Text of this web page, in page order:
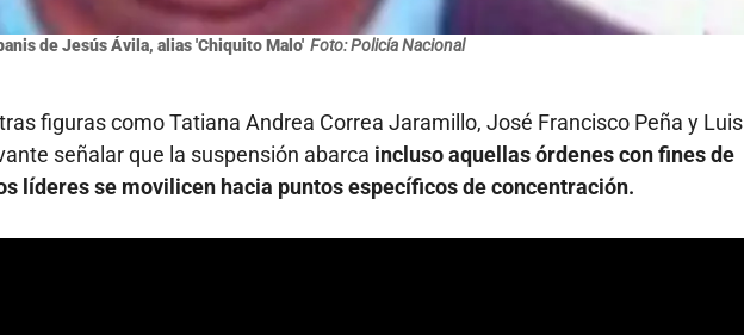
de Jesús Ávila, alias 'Chiquito Malo' Foto: Policía Nacional
figuras como Tatiana Andrea Correa Jaramillo, José Francisco Peña y Luis
señalar que la suspensión abarca incluso aquellas órdenes con fines de
líderes se movilicen hacia puntos específicos de concentración.